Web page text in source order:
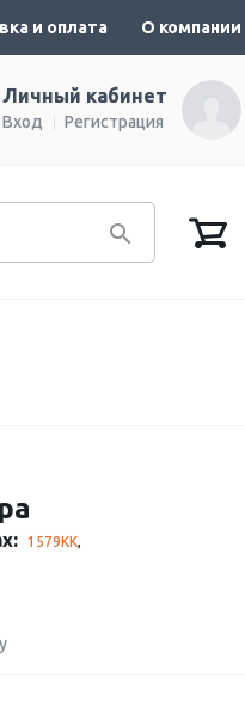
и оплата О компании
Личный кабинет
Вход Регистрация
1579KK,